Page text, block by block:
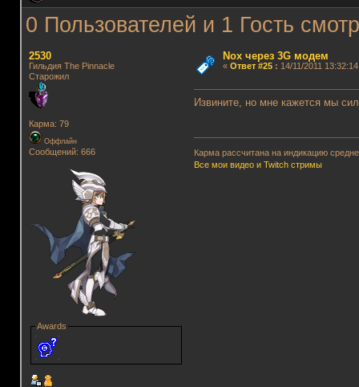
0 Пользователей и 1 Гость
2530
Гильдия The Pinnacle
Старожил
Карма: 79
Оффлайн
Сообщений: 666
Awards
Nox через 3G модем
« Ответ #25: 14/11/2011
Извините, но мне кажется мы
Карма рассчитана на индикацию
Все мои видео и Twitch стримы